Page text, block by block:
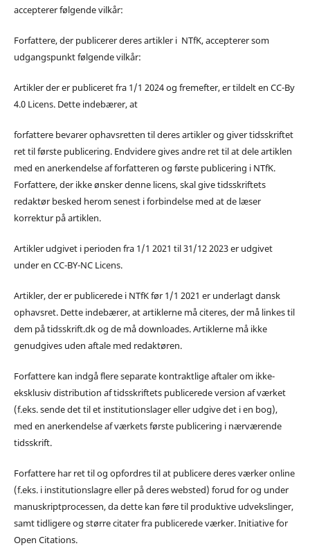
accepterer følgende vilkår:
Forfattere, der publicerer deres artikler i NTfK, accepterer som
udgangspunkt følgende vilkår:
Artikler der er publiceret fra 1/1 2024 og fremefter, er tildelt en CC-By
4.0 Licens. Dette indebærer, at
forfattere bevarer ophavsretten til deres artikler og giver tidsskriftet
ret til første publicering. Endvidere gives andre ret til at dele artiklen
med en anerkendelse af forfatteren og første publicering i NTfK.
Forfattere, der ikke ønsker denne licens, skal give tidsskriftets
redaktør besked herom senest i forbindelse med at de læser
korrektur på artiklen.
Artikler udgivet i perioden fra 1/1 2021 til 31/12 2023 er udgivet
under en CC-BY-NC Licens.
Artikler, der er publicerede i NTfK før 1/1 2021 er underlagt dansk
ophavsret. Dette indebærer, at artiklerne må citeres, der må linkes til
dem på tidsskrift.dk og de må downloades. Artiklerne må ikke
genudgives uden aftale med redaktøren.
Forfattere kan indgå flere separate kontraktlige aftaler om ikke-
eksklusiv distribution af tidsskriftets publicerede version af værket
(f.eks. sende det til et institutionslager eller udgive det i en bog),
med en anerkendelse af værkets første publicering i nærværende
tidsskrift.
Forfattere har ret til og opfordres til at publicere deres værker online
(f.eks. i institutionslagre eller på deres websted) forud for og under
manuskriptprocessen, da dette kan føre til produktive udvekslinger,
samt tidligere og større citater fra publicerede værker. Initiative for
Open Citations.